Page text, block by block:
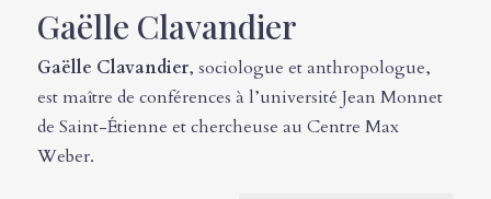
Gaëlle Clavandier
Gaëlle Clavandier, sociologue et anthropologue,
est maître de conférences à l’université Jean Monnet
de Saint-Étienne et chercheuse au Centre Max
Weber.